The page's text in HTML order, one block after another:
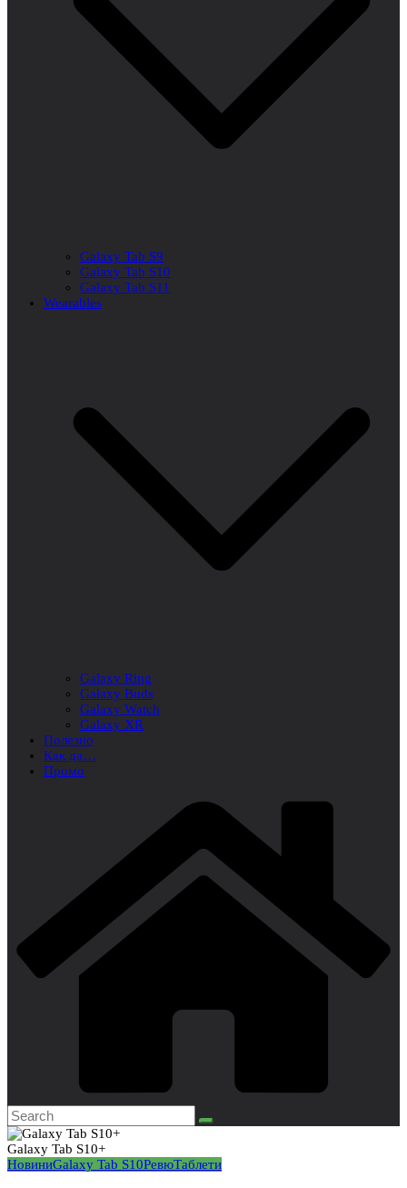
Galaxy Tab S9
Galaxy Tab S10
Galaxy Tab S11
Wearables
Galaxy Ring
Galaxy Buds
Galaxy Watch
Galaxy XR
Полезно
Как да…
Промо
Galaxy Tab S10+
НовиниGalaxy Tab S10РевюТаблети